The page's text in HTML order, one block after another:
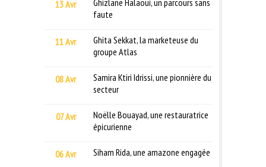
13 Avr
faute
11 Avr
Ghita Sekkat, la marketeuse du
groupe Atlas
08 Avr
Samira Ktiri Idrissi, une pionnière du
secteur
07 Avr
Noëlle Bouayad, une restauratrice
épicurienne
06 Avr Siham Rida, une amazone engagée